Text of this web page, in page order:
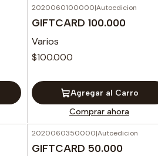
2020060100000|Autoedicion
GIFTCARD 100.000
Varios
$100.000
Agregar al Carro
Comprar ahora
2020060350000|Autoedicion
GIFTCARD 50.000